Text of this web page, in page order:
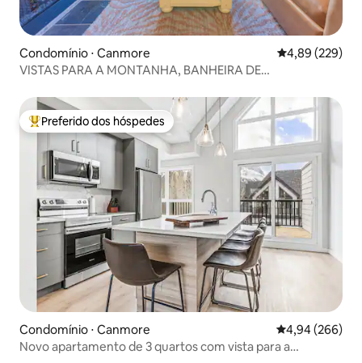
Condomínio ⋅ Canmore 4,89 de uma
4,89 (229)
VISTAS PARA A MONTANHA, BANHEIRA DE
Entre os melhores preferidos dos hóspedes
Preferido dos hóspedes
Condomínio ⋅ Canmore 4,94 de uma
4,94 (266)
Novo apartamento de 3 quartos com vista para a